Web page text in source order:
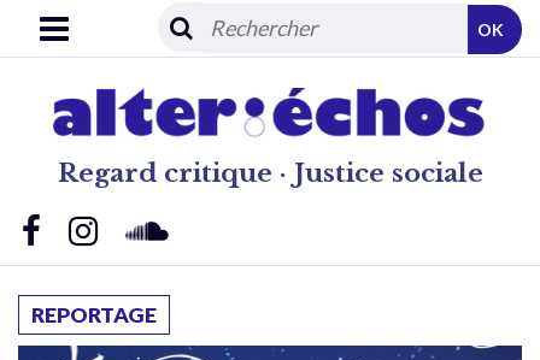
Regard critique · Justice sociale
OK
REPORTAGE